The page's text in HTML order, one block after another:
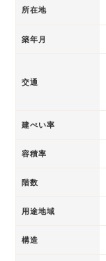
所在地
築年月
交通
建ぺい率
容積率
階数
用途地域
構造